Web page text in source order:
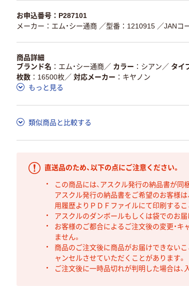
お申込番号：P287101
メーカー：エム・シー通商 ／型番：1210915 ／JANコ
商品詳細
ブランド名
エム・シー通商 ／ カラー シアン ／ タイ
枚数
16500枚／ 対応メーカー
キヤノン
もっと見る
類似商品と比較する
直送品のため、以下の点にご注意ください。
この商品には、アスクル発行の納品書が同
アスクル発行の納品書をご希望のお客様は
用履歴よりＰＤＦファイルにて印刷するこ
アスクルのダンボールもしくは袋でのお届
お客様のご都合によるご注文後の変更・キ
ません。
商品のご注文後に商品がお届けできない
ャンセルさせていただくことがあります。
ご注文後に一時品切れが判明した場合は、